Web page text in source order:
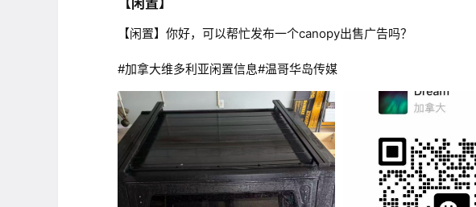
【闲置】你好，可以帮忙发布一个canopy出售广告吗？
#加拿大维多利亚闲置信息#温哥华岛传媒